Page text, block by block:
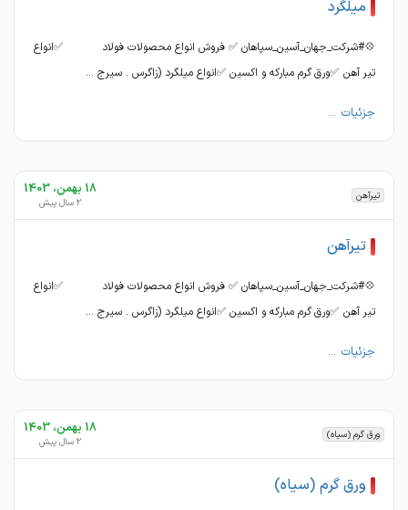
میلگرد
💠#شرکت_جهان_آسین_سپاهان ✅ فروش انواع محصولات فولاد ✅انواع
تیر آهن ✅ورق گرم مبارکه و اکسین ✅انواع میلگرد (زاگرس . سیرج ...
جزئیات ...
تیرآهن 18 بهمن، 1403
2 سال پیش
تیرآهن
💠#شرکت_جهان_آسین_سپاهان ✅ فروش انواع محصولات فولاد ✅انواع
تیر آهن ✅ورق گرم مبارکه و اکسین ✅انواع میلگرد (زاگرس . سیرج ...
جزئیات ...
ورق گرم (سیاه) 18 بهمن، 1403
2 سال پیش
ورق گرم (سیاه)